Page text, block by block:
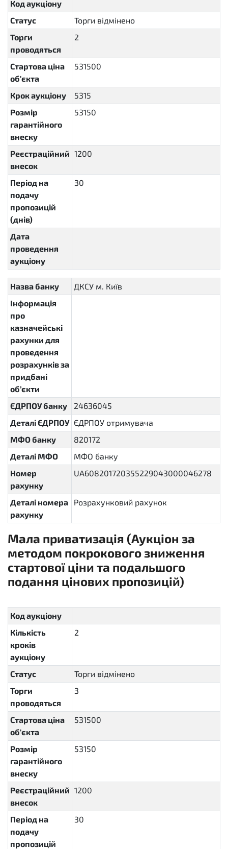
Код аукціону
Статус
Торги відмінено
Торги
проводяться
2
Стартова ціна
об'єкта
531500
Крок аукціону
5315
Розмір
гарантійного
внеску
53150
Реєстраційний
внесок
1200
Період на
подачу
пропозицій
(днів)
30
Дата
проведення
аукціону
Назва банку
ДКСУ м. Київ
Інформація
про
казначейські
рахунки для
проведення
розрахунків за
придбані
об’єкти
ЄДРПОУ банку
24636045
Деталі ЄДРПОУ ЄДРПОУ отримувача
МФО банку
820172
Деталі МФО
МФО банку
Номер
рахунку
UA608201720355229043000046278
Деталі номера
рахунку
Розрахунковий рахунок
Мала приватизація (Аукціон за
методом покрокового зниження
стартової ціни та подальшого
подання цінових пропозицій)
Код аукціону
Кількість
кроків
аукціону
2
Статус Торги відмінено
Торги
проводяться
3
Стартова ціна
об'єкта
531500
Розмір
гарантійного
внеску
53150
Реєстраційний
внесок
1200
Період на
подачу
пропозицій
30